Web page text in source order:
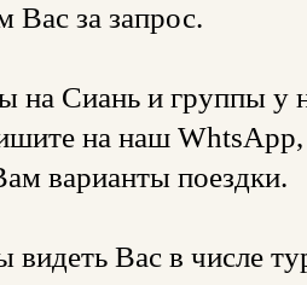
Вас за запрос.
на Сиань и группы у
на наш
варианты поездки.
видеть Вас в числе